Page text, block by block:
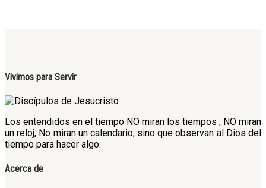
Vivimos para Servir
Los entendidos en el tiempo NO miran los tiempos , NO miran
un reloj, No miran un calendario, sino que observan al Dios del
tiempo para hacer algo.
Acerca de